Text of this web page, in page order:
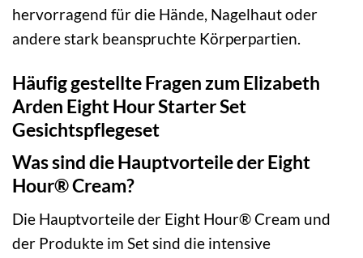
hervorragend für die Hände, Nagelhaut oder
andere stark beanspruchte Körperpartien.
Häufig gestellte Fragen zum Elizabeth
Arden Eight Hour Starter Set
Gesichtspflegeset
Was sind die Hauptvorteile der Eight
Hour® Cream?
Die Hauptvorteile der Eight Hour® Cream und
der Produkte im Set sind die intensive